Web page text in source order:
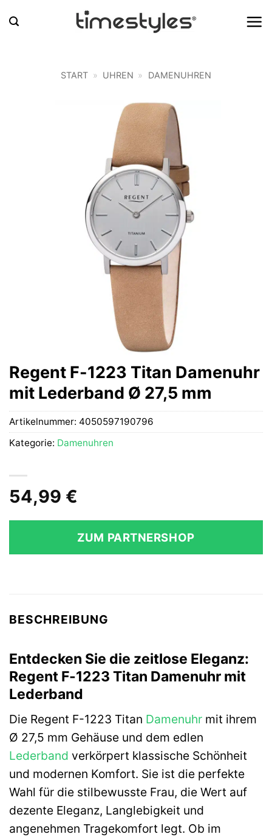
Inhalt
START » UHREN » DAMENUHREN
Regent F-1223 Titan Damenuhr
mit Lederband Ø 27,5 mm
54,99 €
ZUM PARTNERSHOP
Artikelnummer: 4050597190796
Kategorie: Damenuhren
BESCHREIBUNG
Entdecken Sie die zeitlose Eleganz:
Regent F-1223 Titan Damenuhr mit
Lederband
Die Regent F-1223 Titan Damenuhr mit ihrem
Ø 27,5 mm Gehäuse und dem edlen
Lederband verkörpert klassische Schönheit
und modernen Komfort. Sie ist die perfekte
Wahl für die stilbewusste Frau, die Wert auf
dezente Eleganz, Langlebigkeit und
angenehmen Tragekomfort legt. Ob im